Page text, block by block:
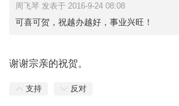
周飞琴 发表于 2016-9-24 08:08
可喜可贺，祝越办越好，事业兴旺！
谢谢宗亲的祝贺。
支持 反对